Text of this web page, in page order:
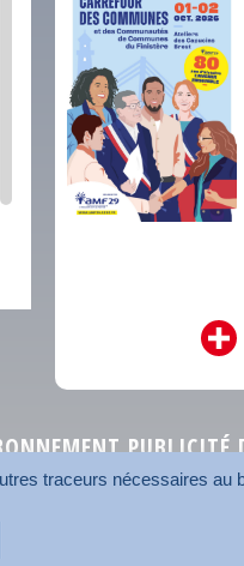
PUBLICITÉ
traceurs nécessaires